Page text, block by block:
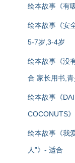
绘本故事《有
绘本故事《安
5-7岁,3-4岁
绘本故事《没
合 家长用书,
绘本故事《
COCONUTS
绘本故事《我
人”》- 适合